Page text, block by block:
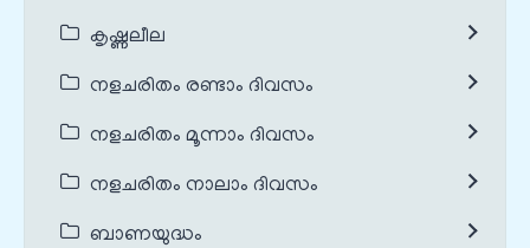
കൃഷ്ണലീല
നളചരിതം രണ്ടാം ദിവസം
നളചരിതം മൂന്നാം ദിവസം
നളചരിതം നാലാം ദിവസം
ബാണയുദ്ധം